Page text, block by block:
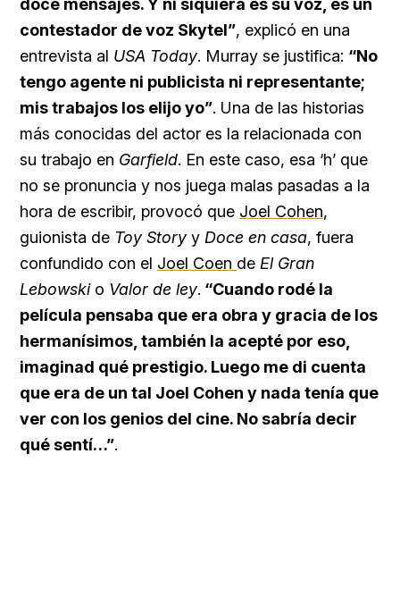
doce mensajes. Y ni siquiera es su voz, es un
contestador de voz Skytel”, explicó en una
entrevista al USA Today. Murray se justifica: “No
tengo agente ni publicista ni representante;
mis trabajos los elijo yo”. Una de las historias
más conocidas del actor es la relacionada con
su trabajo en Garfield. En este caso, esa ‘h’ que
no se pronuncia y nos juega malas pasadas a la
hora de escribir, provocó que Joel Cohen,
guionista de Toy Story y Doce en casa, fuera
confundido con el Joel Coen de El Gran
Lebowski o Valor de ley. “Cuando rodé la
película pensaba que era obra y gracia de los
hermanísimos, también la acepté por eso,
imaginad qué prestigio. Luego me di cuenta
que era de un tal Joel Cohen y nada tenía que
ver con los genios del cine. No sabría decir
qué sentí…”.